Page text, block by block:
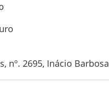
nº. 2695, Inácio